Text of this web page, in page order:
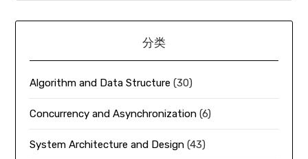
分类
Algorithm and Data Structure (30)
Concurrency and Asynchronization (6)
System Architecture and Design (43)